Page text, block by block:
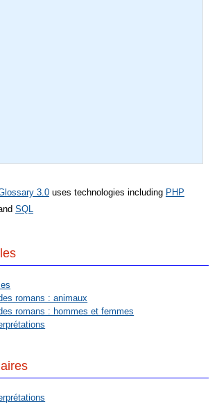
3.0 uses technologies including PHP
SQL
romans : animaux
romans : hommes et femmes